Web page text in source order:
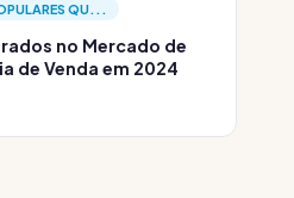
QU...
no Mercado de
de Venda em 2024